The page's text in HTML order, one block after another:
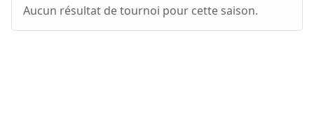
Aucun résultat de tournoi pour cette saison.